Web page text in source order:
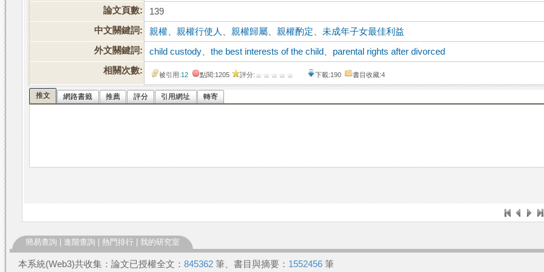
論文頁數:
139
中文關鍵詞:
親權 親權行使人 親權歸屬 親權酌定 、未成年子女最佳利益
外文關鍵詞:
child custody 、the best interests of the child
parental rights after divorced
相關次數:
被引用:12 點閱:1205 評分: 下載:190 書目收藏:4
推文 網路書籤 推薦 評分 引用網址 轉寄
簡易查詢 進階查詢 熱門排行 我的研究室
本系統(Web3)共收集：論文已授權全文： 845362 筆、書目與摘要： 1552456 筆